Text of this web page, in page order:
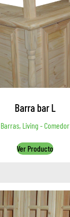
Barra bar L
Barras, Living - Comedor
Ver Producto